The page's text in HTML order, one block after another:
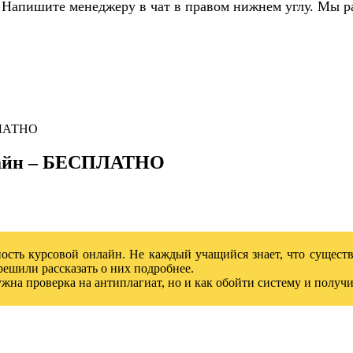
Напишите менеджеру в чат в правом нижнем углу. Мы
– БЕСПЛАТНО
курсовой онлайн. Не каждый учащийся знает, что
рассказать о них подробнее.
проверка на антиплагиат, но и как обойти систему и